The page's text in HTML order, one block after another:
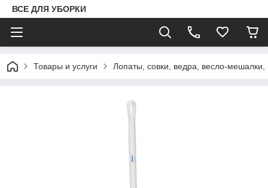
ВСЕ ДЛЯ УБОРКИ
Товары и услуги Лопаты, совки, ведра, весло-мешалки,